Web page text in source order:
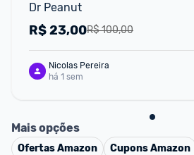
Dr Peanut
R$ 100,00
R$23,00
Nicolas Pereira
há 1 sem
Mais opções
OfertasAmazon CuponsAmazon